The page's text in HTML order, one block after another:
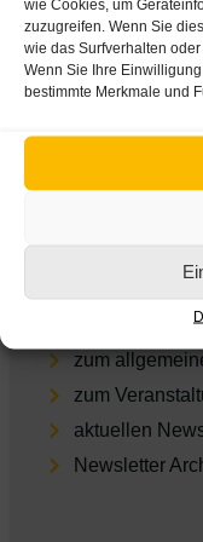
wie Cookies, um
zuzugreifen. Wenn Sie
wie das Surfverhalten
Wenn Sie Ihre
bestimmte Merkmale und
Impres­sum
Daten­schutz
Empfohlene
ARGE
Dia­log­wo­che
zum
zum
aktu­el­len
Newsletter